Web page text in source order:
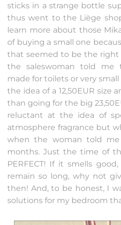
sticks in a strange bottle
thus went to the Liège
learn more about those
of buying a small one
that seemed to be the
the saleswoman told me
made for toilets or very
the idea of a 12,50EUR size
than going for the big
reluctant at the idea of
atmosphere fragrance but
when the woman told
months. Just the time of
PERFECT! If it smells
remain so long, why not
then! And, to be honest, I
solutions for my bedroom